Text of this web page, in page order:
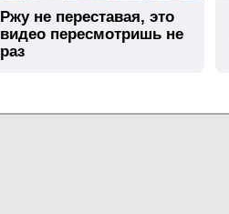
Ржу не переставая, это
видео пересмотришь не
раз